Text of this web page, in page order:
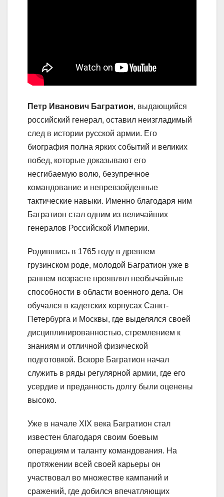
Петр Иванович Багратион, выдающийся
российский генерал, оставил неизгладимый
след в истории русской армии. Его
биография полна ярких событий и великих
побед, которые доказывают его
несгибаемую волю, безупречное
командование и непревзойденные
тактические навыки. Именно благодаря ним
Багратион стал одним из величайших
генералов Российской Империи.
Родившись в 1765 году в древнем
грузинском роде, молодой Багратион уже в
раннем возрасте проявлял необычайные
способности в области военного дела. Он
обучался в кадетских корпусах Санкт-
Петербурга и Москвы, где выделялся своей
дисциплинированностью, стремлением к
знаниям и отличной физической
подготовкой. Вскоре Багратион начал
служить в ряды регулярной армии, где его
усердие и преданность долгу были оценены
высоко.
Уже в начале XIX века Багратион стал
известен благодаря своим боевым
операциям и таланту командования. На
протяжении всей своей карьеры он
участвовал во множестве кампаний и
сражений, где добился впечатляющих